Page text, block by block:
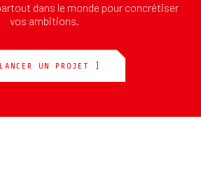
dans le monde pour concrétiser
vos ambitions.
UN PROJET ]